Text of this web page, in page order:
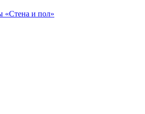
«Стена и пол»